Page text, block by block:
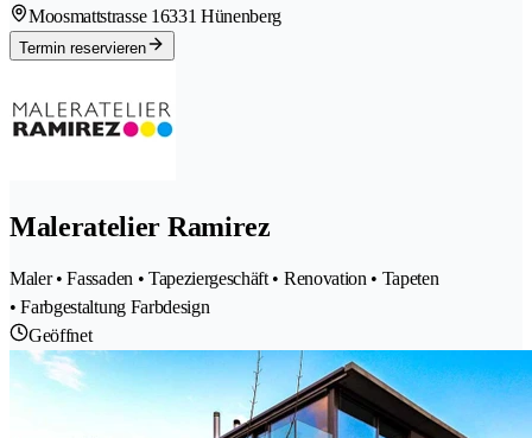
Moosmattstrasse 16331 Hünenberg
Termin reservieren
Maleratelier Ramirez
Maler • Fassaden • Tapeziergeschäft • Renovation • Tapeten
• Farbgestaltung Farbdesign
Geöffnet